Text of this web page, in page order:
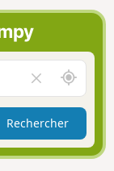
l
a
i
g
i
d
e
r
l
A
u
t
u
r
Rechercher